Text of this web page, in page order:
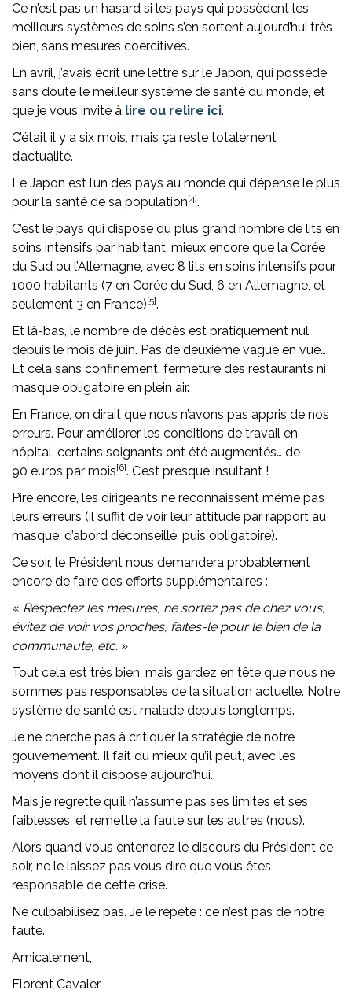
Ce n’est pas un hasard si les pays qui possèdent les
meilleurs systèmes de soins s’en sortent aujourd’hui très
bien, sans mesures coercitives.
En avril, j’avais écrit une lettre sur le Japon, qui possède
sans doute le meilleur système de santé du monde, et
que je vous invite à lire ou relire ici.
C’était il y a six mois, mais ça reste totalement
d’actualité.
Le Japon est l’un des pays au monde qui dépense le plus
pour la santé de sa population[4].
C’est le pays qui dispose du plus grand nombre de lits en
soins intensifs par habitant, mieux encore que la Corée
du Sud ou l’Allemagne, avec 8 lits en soins intensifs pour
1000 habitants (7 en Corée du Sud, 6 en Allemagne, et
seulement 3 en France)[5].
Et là-bas, le nombre de décès est pratiquement nul
depuis le mois de juin. Pas de deuxième vague en vue…
Et cela sans confinement, fermeture des restaurants ni
masque obligatoire en plein air.
En France, on dirait que nous n’avons pas appris de nos
erreurs. Pour améliorer les conditions de travail en
hôpital, certains soignants ont été augmentés… de
90 euros par mois[6]. C’est presque insultant !
Pire encore, les dirigeants ne reconnaissent même pas
leurs erreurs (il suffit de voir leur attitude par rapport au
masque, d’abord déconseillé, puis obligatoire).
Ce soir, le Président nous demandera probablement
encore de faire des efforts supplémentaires :
« Respectez les mesures, ne sortez pas de chez vous,
évitez de voir vos proches, faites-le pour le bien de la
communauté, etc. »
Tout cela est très bien, mais gardez en tête que nous ne
sommes pas responsables de la situation actuelle. Notre
système de santé est malade depuis longtemps.
Je ne cherche pas à critiquer la stratégie de notre
gouvernement. Il fait du mieux qu’il peut, avec les
moyens dont il dispose aujourd’hui.
Mais je regrette qu’il n’assume pas ses limites et ses
faiblesses, et remette la faute sur les autres (nous).
Alors quand vous entendrez le discours du Président ce
soir, ne le laissez pas vous dire que vous êtes
responsable de cette crise.
Ne culpabilisez pas. Je le répète : ce n’est pas de notre
faute.
Amicalement,
Florent Cavaler